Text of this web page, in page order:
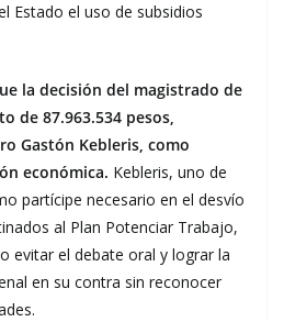
Estado el uso de subsidios
la decisión del magistrado de
de 87.963.534 pesos,
Gastón Kebleris, como
económica. Kebleris, uno de
partícipe necesario en el desvío
al Plan Potenciar Trabajo,
evitar el debate oral y lograr la
en su contra sin reconocer